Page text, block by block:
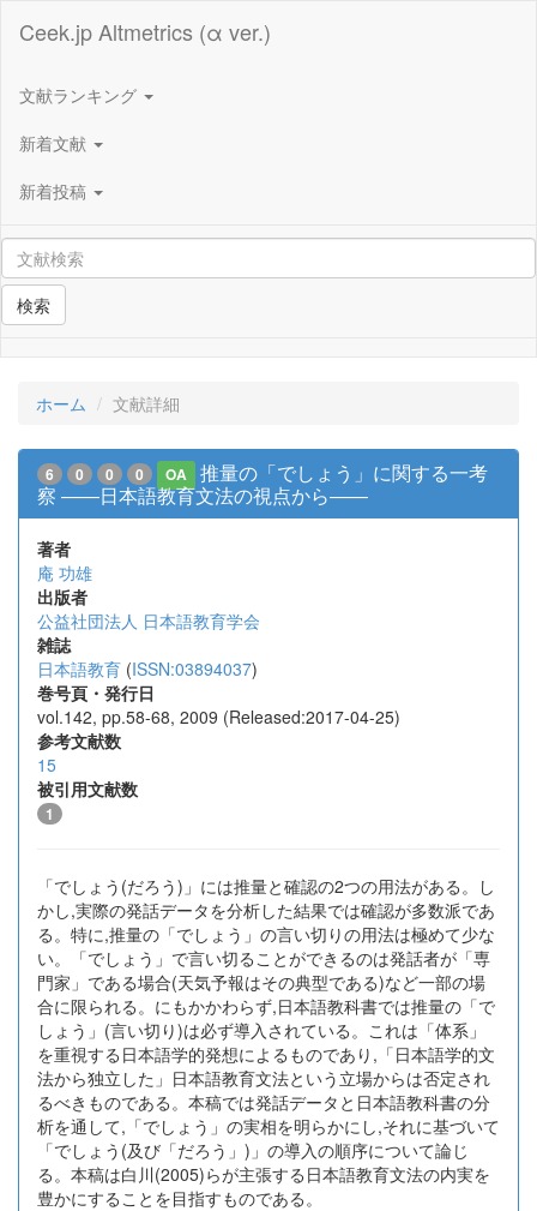
Ceek.jp Altmetrics (α ver.)
文献ランキング
新着文献
新着投稿
検索
ホーム 文献詳細
6 0 0 0 OA
推量の「でしょう」に関する一考
察 ――日本語教育文法の視点から――
著者
庵 功雄
出版者
公益社団法人 日本語教育学会
雑誌
日本語教育 (ISSN:03894037)
巻号頁・発行日
vol.142, pp.58-68, 2009 (Released:2017-04-25)
参考文献数
15
被引用文献数
1
「でしょう(だろう)」には推量と確認の2つの用法がある。し
かし,実際の発話データを分析した結果では確認が多数派であ
る。特に,推量の「でしょう」の言い切りの用法は極めて少な
い。「でしょう」で言い切ることができるのは発話者が「専
門家」である場合(天気予報はその典型である)など一部の場
合に限られる。にもかかわらず,日本語教科書では推量の「で
しょう」(言い切り)は必ず導入されている。これは「体系」
を重視する日本語学的発想によるものであり,「日本語学的文
法から独立した」日本語教育文法という立場からは否定され
るべきものである。本稿では発話データと日本語教科書の分
析を通して,「でしょう」の実相を明らかにし,それに基づいて
「でしょう(及び「だろう」)」の導入の順序について論じ
る。本稿は白川(2005)らが主張する日本語教育文法の内実を
豊かにすることを目指すものである。